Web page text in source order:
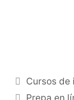
Categorías
Cursos de
Prepa en